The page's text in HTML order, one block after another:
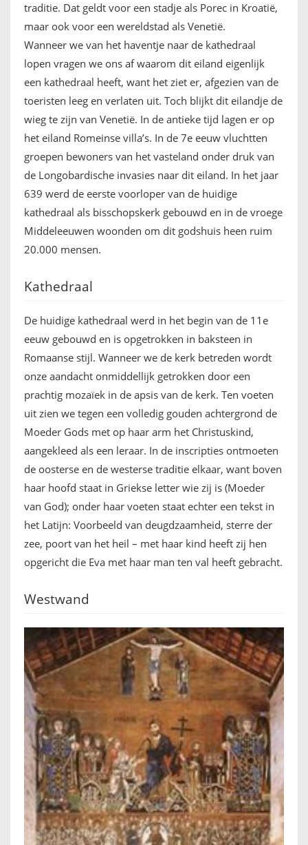
traditie. Dat geldt voor een stadje als Porec in Kroatië,
maar ook voor een wereldstad als Venetië.
Wanneer we van het haventje naar de kathedraal
lopen vragen we ons af waarom dit eiland eigenlijk
een kathedraal heeft, want het ziet er, afgezien van de
toeristen leeg en verlaten uit. Toch blijkt dit eilandje de
wieg te zijn van Venetië. In de antieke tijd lagen er op
het eiland Romeinse villa’s. In de 7e eeuw vluchtten
groepen bewoners van het vasteland onder druk van
de Longobardische invasies naar dit eiland. In het jaar
639 werd de eerste voorloper van de huidige
kathedraal als bisschopskerk gebouwd en in de vroege
Middeleeuwen woonden om dit godshuis heen ruim
20.000 mensen.
Kathedraal
De huidige kathedraal werd in het begin van de 11e
eeuw gebouwd en is opgetrokken in baksteen in
Romaanse stijl. Wanneer we de kerk betreden wordt
onze aandacht onmiddellijk getrokken door een
prachtig mozaïek in de apsis van de kerk. Ten voeten
uit zien we tegen een volledig gouden achtergrond de
Moeder Gods met op haar arm het Christuskind,
aangekleed als een leraar. In de inscripties ontmoeten
de oosterse en de westerse traditie elkaar, want boven
haar hoofd staat in Griekse letter wie zij is (Moeder
van God); onder haar voeten staat echter een tekst in
het Latijn: Voorbeeld van deugdzaamheid, sterre der
zee, poort van het heil – met haar kind heeft zij hen
opgericht die Eva met haar man ten val heeft gebracht.
Westwand